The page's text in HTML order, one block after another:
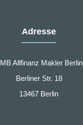
Adresse
Allfinanz Makler Berlin
Berliner Str. 18
13467 Berlin